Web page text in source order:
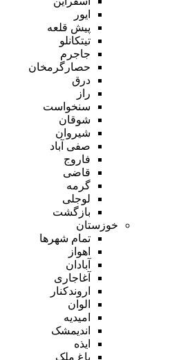
ایور
پیش قلعه
تیتکانلو
جاجرم
حصارگرمخان
درق
راز
سنخواست
شوقان
شیروان
صفی آباد
فاروج
قاضی
گرمه
لوجلی
بازگشت
خوزستان
تمام شهر‌ها
اهواز
آبادان
آغاجاری
اروندکنار
الوان
امیدیه
اندیمشک
ایذه
باغ ملک